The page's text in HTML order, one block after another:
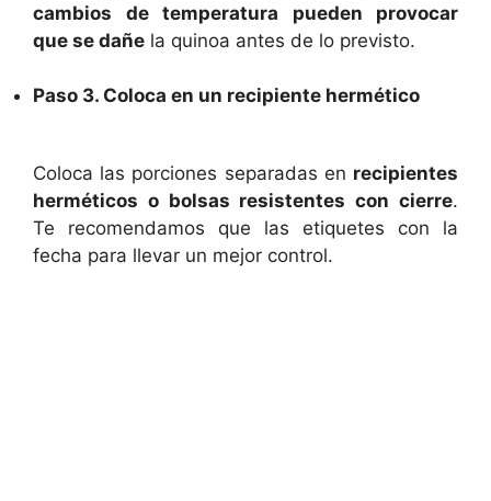
cambios de temperatura pueden provocar
que se dañe la quinoa antes de lo previsto.
Paso 3. Coloca en un recipiente hermético
Coloca las porciones separadas en recipientes
herméticos o bolsas resistentes con cierre.
Te recomendamos que las etiquetes con la
fecha para llevar un mejor control.